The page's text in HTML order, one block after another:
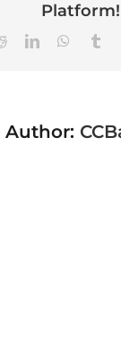
Platform!
RedditLinkedIn